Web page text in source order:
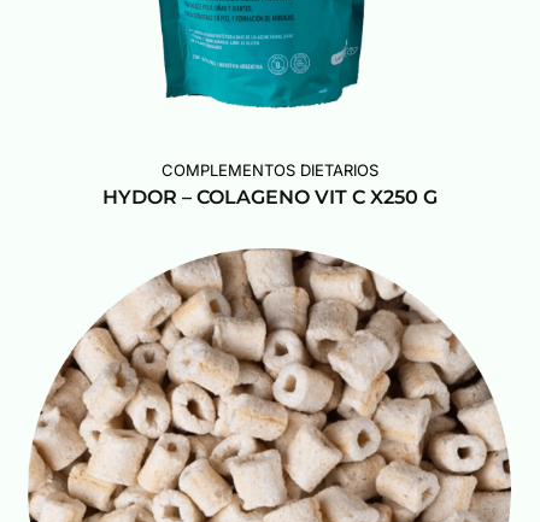
COMPLEMENTOS DIETARIOS
HYDOR – COLAGENO VIT C X250 G